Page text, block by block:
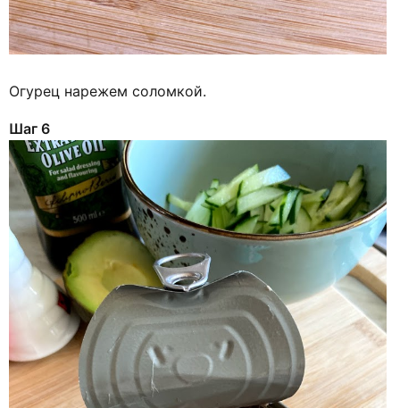
Огурец нарежем соломкой.
Шаг 6